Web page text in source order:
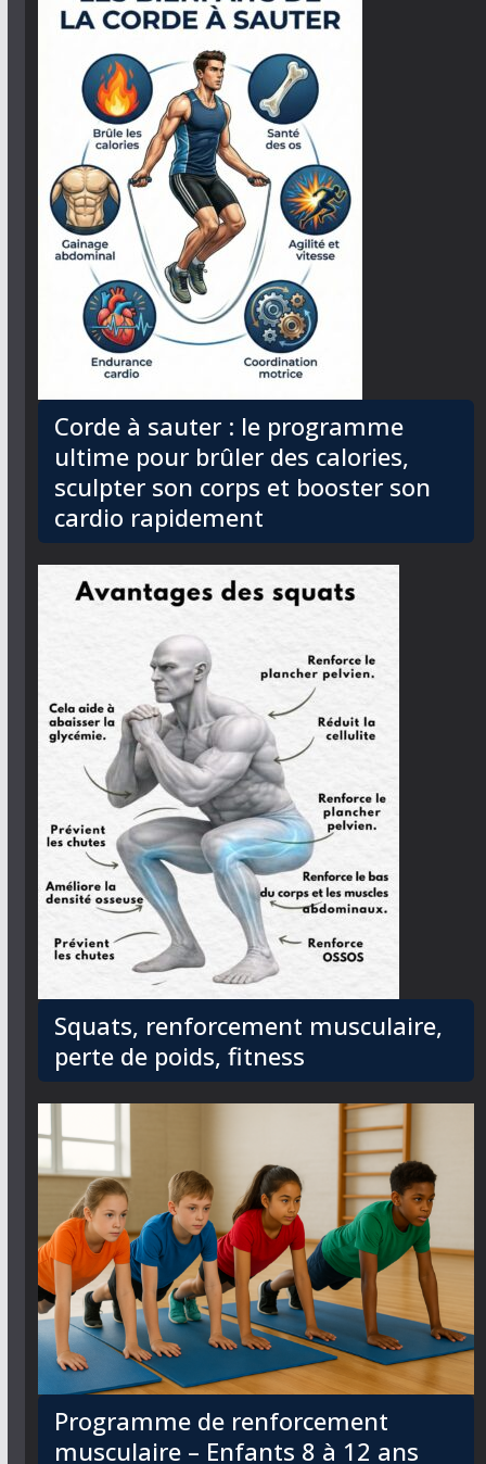
Corde à sauter : le programme
ultime pour brûler des calories,
sculpter son corps et booster son
cardio rapidement
Squats, renforcement musculaire,
perte de poids, fitness
Programme de renforcement
musculaire – Enfants 8 à 12 ans